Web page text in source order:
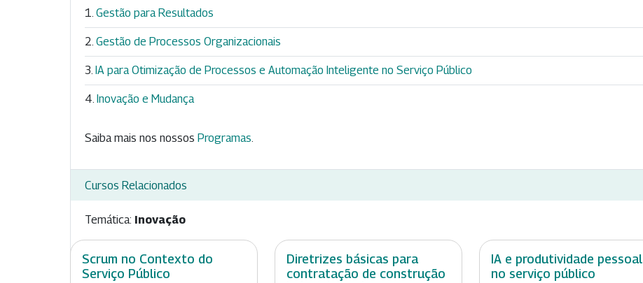
Gestão para Resultados
Gestão de Processos Organizacionais
IA para Otimização de Processos e Automação Inteligente no Serviço Público
Inovação e Mudança
Saiba mais nos nossos Programas.
Cursos Relacionados
Temática: Inovação
Scrum no Contexto do
Serviço Público
Diretrizes básicas para
contratação de construção
IA e produtividade pessoal
no serviço público